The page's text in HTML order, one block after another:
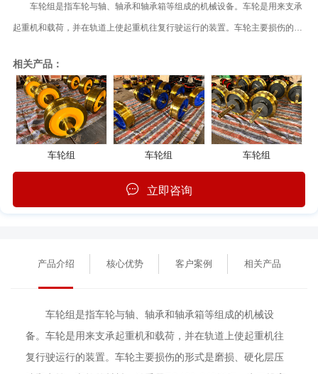
车轮组是指车轮与轴、轴承和轴承箱等组成的机械设备。车轮是用来支承
起重机和载荷，并在轨道上使起重机往复行驶运行的装置。车轮主要损伤的形
高车轮表面的耐磨强度和寿命，踏面应进行表面热处理，要求表面硬度为
HB300-350，淬火深度不少于20mm。 车轮组用途 起重机车轮组：起
重机运行机构车轮的水平偏斜值是起重机重要的技术参数，偏斜值超差会造成
啃轨，增大运行阻力，产生振动和噪音，加剧轨道和车轮磨损，大大降低起重
机使用寿命，所以各类起重机制造技术条件都要对车轮水平偏斜规定允许的数
值。 车轮组结构 应用中控制运行机构车轮水平偏斜值主要是根据不同
的产品结构采取相应的技术措施。比较常用、工艺措施也相对简单的设计结构
相关产品：
车轮组 车轮组 车轮组
立即咨询
产品介绍 核心优势 客户案例 相关产品
车轮组是指车轮与轴、轴承和轴承箱等组成的机械设
备。车轮是用来支承起重机和载荷，并在轨道上使起重机往
复行驶运行的装置。车轮主要损伤的形式是磨损、硬化层压